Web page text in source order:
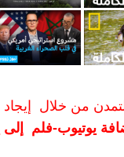
من خلال إيجاد
يوتيوب-فلم إلى